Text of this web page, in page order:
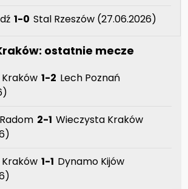
1-0 Stal Rzeszów (27.06.2026)
ostatnie mecze
1-2 Lech Poznań
2-1 Wieczysta Kraków
1-1 Dynamo Kijów